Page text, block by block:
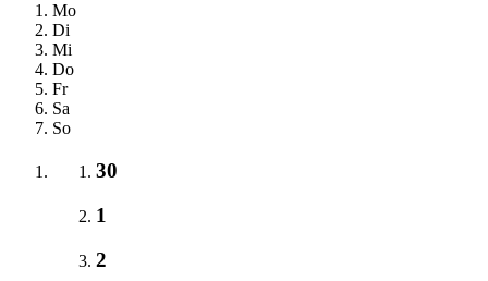
Mo
Di
Mi
Do
Fr
Sa
So
30
1
2